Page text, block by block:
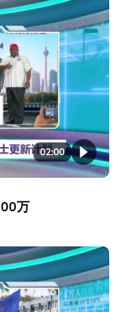
02:00
万